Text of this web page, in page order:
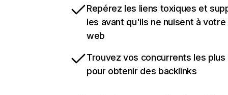
Repérez les liens toxiques et
les avant qu'ils ne nuisent à
web
Trouvez vos concurrents les
pour obtenir des backlinks